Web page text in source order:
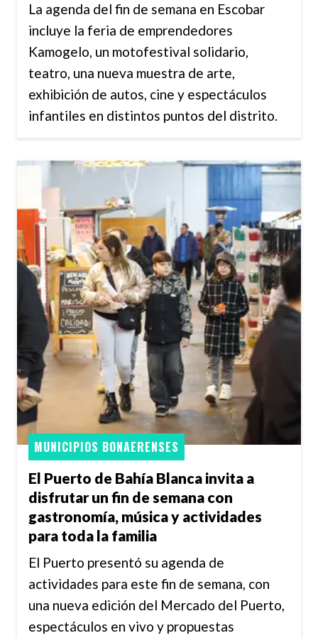
La agenda del fin de semana en Escobar
incluye la feria de emprendedores
Kamogelo, un motofestival solidario,
teatro, una nueva muestra de arte,
exhibición de autos, cine y espectáculos
infantiles en distintos puntos del distrito.
El Puerto de Bahía Blanca invita a
disfrutar un fin de semana con
gastronomía, música y actividades
para toda la familia
MUNICIPIOS BONAERENSES
El Puerto presentó su agenda de
actividades para este fin de semana, con
una nueva edición del Mercado del Puerto,
espectáculos en vivo y propuestas